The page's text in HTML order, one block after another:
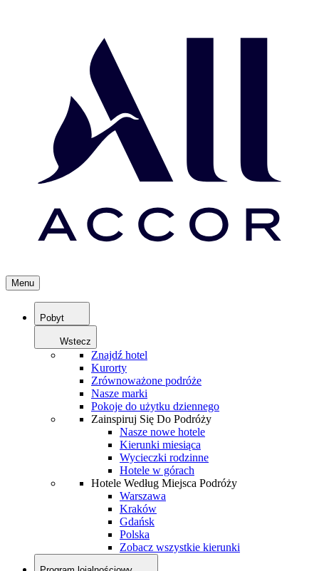
Menu
Pobyt
Wstecz
Znajdź hotel
Kurorty
Zrównoważone podróże
Nasze marki
Pokoje do użytku dziennego
Zainspiruj Się Do Podróży
Nasze nowe hotele
Kierunki miesiąca
Wycieczki rodzinne
Hotele w górach
Hotele Według Miejsca Podróży
Warszawa
Kraków
Gdańsk
Polska
Zobacz wszystkie kierunki